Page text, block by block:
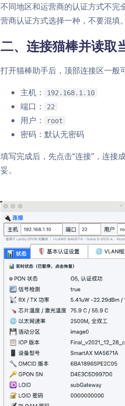
不同地区和运营商的认证方式不完
营商认证方式选择一种，不要混填。
二、连接猫棒并读取
打开猫棒助手后，顶部连接区一般
主机：
192.168.1.10
端口： 22
用户： root
密码：默认无密码
填写完成后，先点击“连接”，连接
妥。